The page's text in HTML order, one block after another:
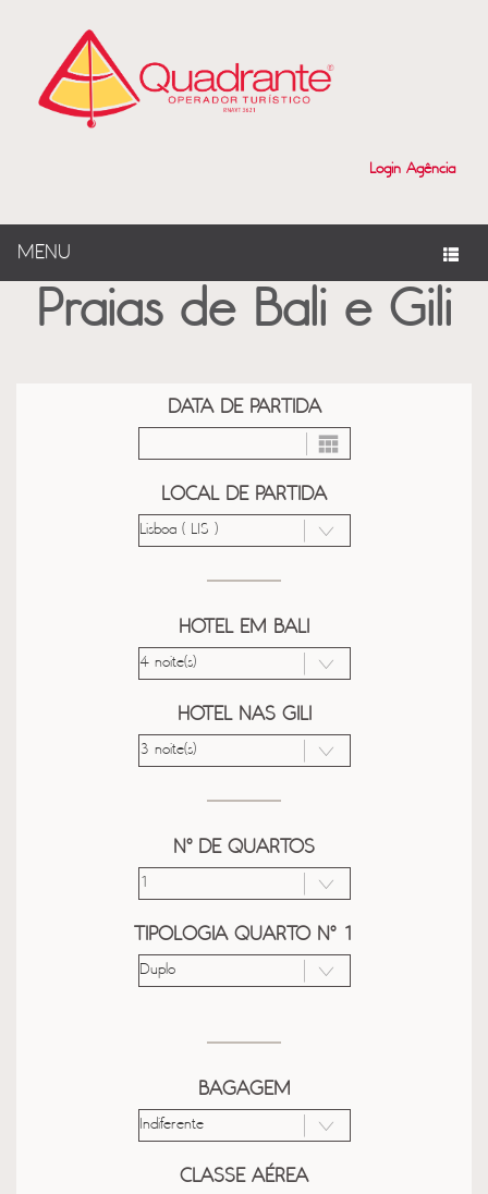
Login Agência
MENU
Praias de Bali e Gili
DATA DE PARTIDA
LOCAL DE PARTIDA
HOTEL EM BALI
HOTEL NAS GILI
Nº DE QUARTOS
TIPOLOGIA QUARTO Nº 1
BAGAGEM
CLASSE AÉREA